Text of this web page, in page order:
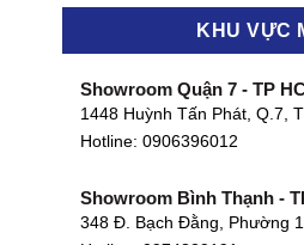
KHU VỰC
Showroom Quận 7 - TP
1448 Huỳnh Tấn Phát, Q.7,
Hotline: 0906396012
Showroom Bình Thạnh -
348 Đ. Bạch Đằng, Phường